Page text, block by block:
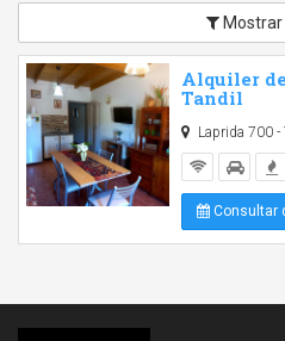
Mostrar
Alquiler
Tandil
Laprida 700 -
Consultar